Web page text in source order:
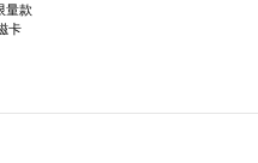
量款
卡